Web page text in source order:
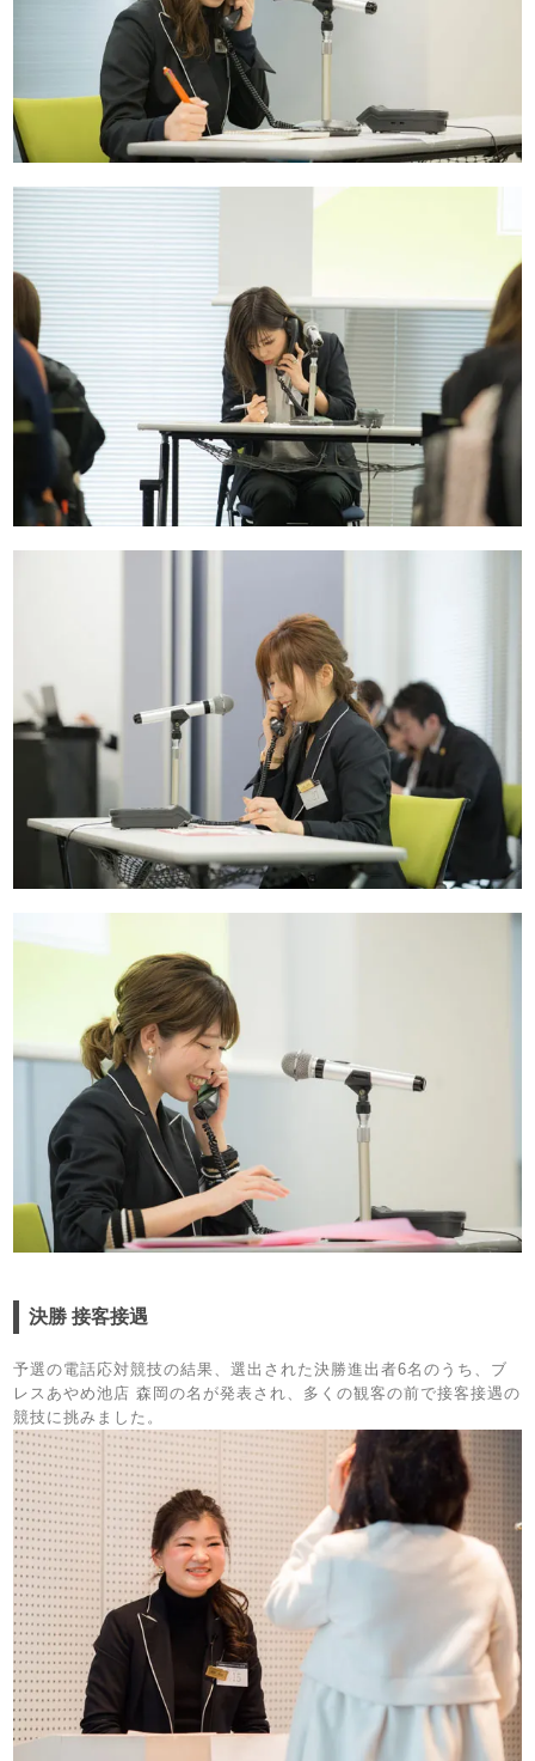
決勝 接客接遇
予選の電話応対競技の結果、選出された決勝進出者6名のうち、ブ
レスあやめ池店 森岡の名が発表され、多くの観客の前で接客接遇の
競技に挑みました。